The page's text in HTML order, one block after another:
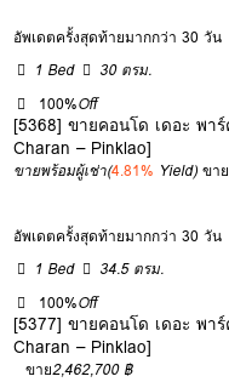
อัพเดตครั้งสุดท้ายมากกว่า 30 วัน
1 Bed
30 ตรม.
100%Off
[5368] ขายคอนโด เดอะ พา
Charan – Pinklao]
ขายพร้อมผู้เช่า(4.81% Yield) ขาย
อัพเดตครั้งสุดท้ายมากกว่า 30 วัน
1 Bed
34.5 ตรม.
100%Off
[5377] ขายคอนโด เดอะ พา
Charan – Pinklao]
ขาย2,462,700 ฿